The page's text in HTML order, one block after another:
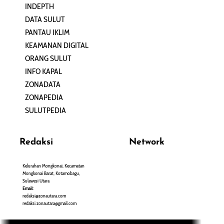
INDEPTH
DATA SULUT
PANTAU IKLIM
KEAMANAN DIGITAL
ORANG SULUT
INFO KAPAL
ZONADATA
ZONAPEDIA
SULUTPEDIA
Redaksi
Kelurahan Mongkonai, Kecamatan
Mongkonai Barat, Kotamobagu,
Sulawesi Utara
Email:
redaksi@zonautara.com
redaksi.zonautara@gmail.com
Network